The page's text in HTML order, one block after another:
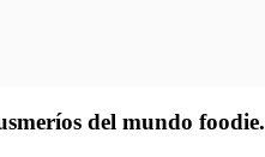
del mundo foodie.